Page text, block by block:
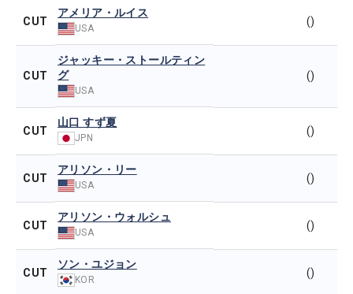
CUT
アメリア・ルイス
USA
()
CUT
ジャッキー・ストールティン
グ
USA
()
CUT
山口 すず夏
JPN
()
CUT
アリソン・リー
USA
()
CUT
アリソン・ウォルシュ
USA
()
CUT
ソン・ユジョン
KOR
()